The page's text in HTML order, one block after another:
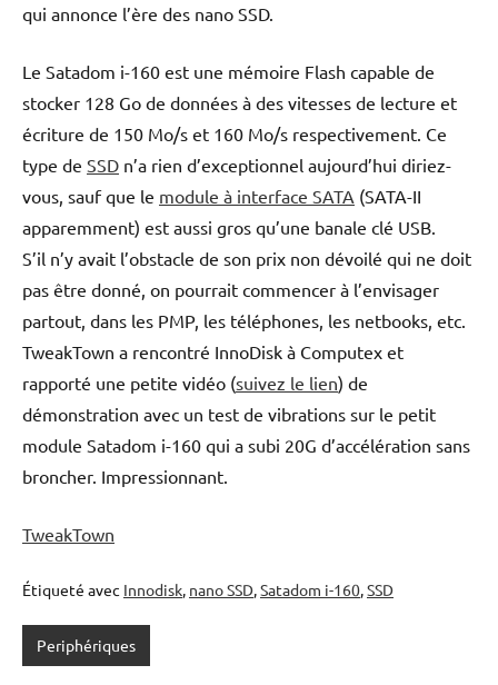
qui annonce l’ère des nano SSD.
Le Satadom i-160 est une mémoire Flash capable de
stocker 128 Go de données à des vitesses de lecture et
écriture de 150 Mo/s et 160 Mo/s respectivement. Ce
type de SSD n’a rien d’exceptionnel aujourd’hui diriez-
vous, sauf que le module à interface SATA (SATA-II
apparemment) est aussi gros qu’une banale clé USB.
S’il n’y avait l’obstacle de son prix non dévoilé qui ne doit
pas être donné, on pourrait commencer à l’envisager
partout, dans les PMP, les téléphones, les netbooks, etc.
TweakTown a rencontré InnoDisk à Computex et
rapporté une petite vidéo (suivez le lien) de
démonstration avec un test de vibrations sur le petit
module Satadom i-160 qui a subi 20G d’accélération sans
broncher. Impressionnant.
TweakTown
Étiqueté avec Innodisk, nano SSD,Satadom i-160,SSD
Periphériques